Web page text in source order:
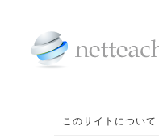
このサイトについて